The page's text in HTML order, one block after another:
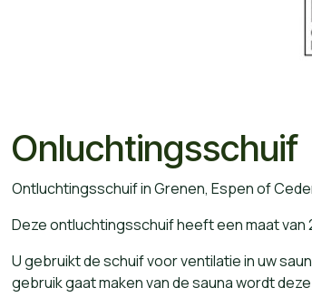
Onluchtingsschuif​
Ontluchtingsschuif in Grenen, Espen of
Deze ontluchtingsschuif heeft een maat van
U gebruikt de schuif voor ventilatie in uw
gebruik gaat maken van de sauna wordt